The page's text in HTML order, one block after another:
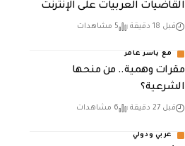
القاضيات العربيات على الإنترنت
قبل 18 دقيقة 5 مشاهدات
مع ياسر عامر
مقرات وهمية.. من منحها
الشرعية؟
قبل 27 دقيقة 6 مشاهدات
عربي ودولي